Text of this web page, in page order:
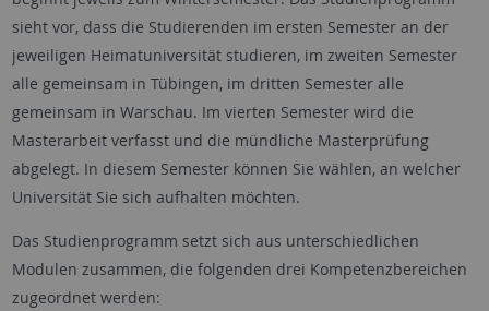
sieht vor, dass die Studierenden im ersten Semester an der
jeweiligen Heimatuniversität studieren, im zweiten Semester
alle gemeinsam in Tübingen, im dritten Semester alle
gemeinsam in Warschau. Im vierten Semester wird die
Masterarbeit verfasst und die mündliche Masterprüfung
abgelegt. In diesem Semester können Sie wählen, an welcher
Universität Sie sich aufhalten möchten.
Das Studienprogramm setzt sich aus unterschiedlichen
Modulen zusammen, die folgenden drei Kompetenzbereichen
zugeordnet werden: